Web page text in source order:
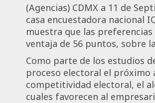
(Agencias) CDMX a 11 de
casa encuestadora nacional
muestra que las
ventaja de 56 puntos, sobre
Como parte de los estudios
proceso electoral el próximo
competitividad electoral, el
cuales favorecen al